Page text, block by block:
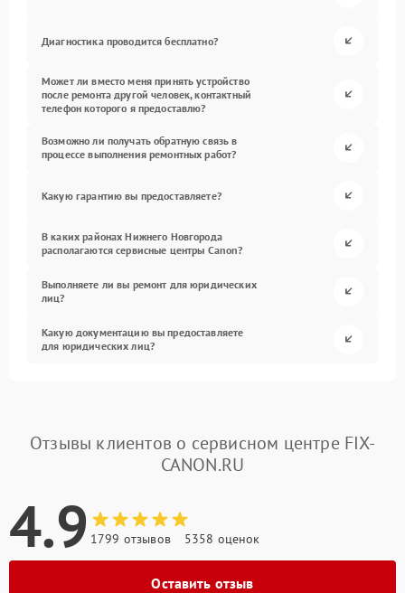
Диагностика проводится бесплатно?
Может ли вместо меня принять устройство
после ремонта другой человек, контактный
телефон которого я предоставлю?
Возможно ли получать обратную связь в
процессе выполнения ремонтных работ?
Какую гарантию вы предоставляете?
В каких районах Нижнего Новгорода
располагаются сервисные центры Canon?
Выполняете ли вы ремонт для юридических
лиц?
Какую документацию вы предоставляете
для юридических лиц?
Отзывы клиентов о сервисном центре FIX-
CANON.RU
4.9 1799 отзывов 5358 оценок
Оставить отзыв